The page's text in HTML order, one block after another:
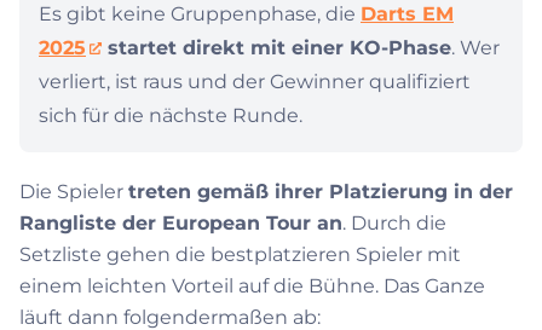
Es gibt keine Gruppenphase, die Darts EM
2025
startet direkt mit einer KO-Phase. Wer
verliert, ist raus und der Gewinner qualifiziert
sich für die nächste Runde.
Die Spieler treten gemäß ihrer Platzierung in der
Rangliste der European Tour an. Durch die
Setzliste gehen die bestplatzieren Spieler mit
einem leichten Vorteil auf die Bühne. Das Ganze
läuft dann folgendermaßen ab: